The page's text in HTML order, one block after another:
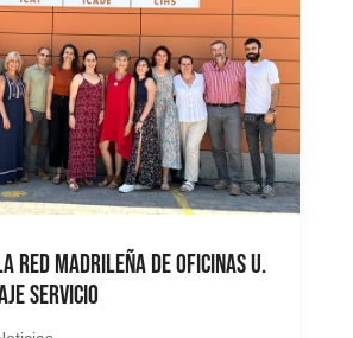
Red Madrileña de Oficinas U.
Servicio